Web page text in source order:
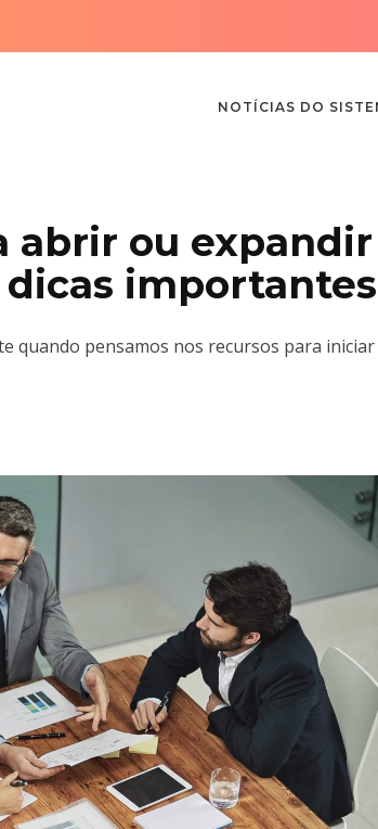
NOTÍCIAS DO
abrir ou expandir
dicas importantes
quando pensamos nos recursos para iniciar